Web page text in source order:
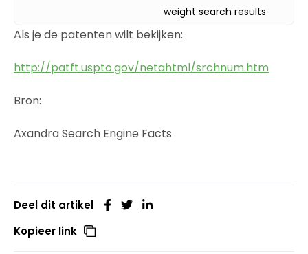
weight search results
Als je de patenten wilt bekijken:
http://patft.uspto.gov/netahtml/srchnum.htm
Bron:
Axandra Search Engine Facts
Deel dit artikel
Kopieer link